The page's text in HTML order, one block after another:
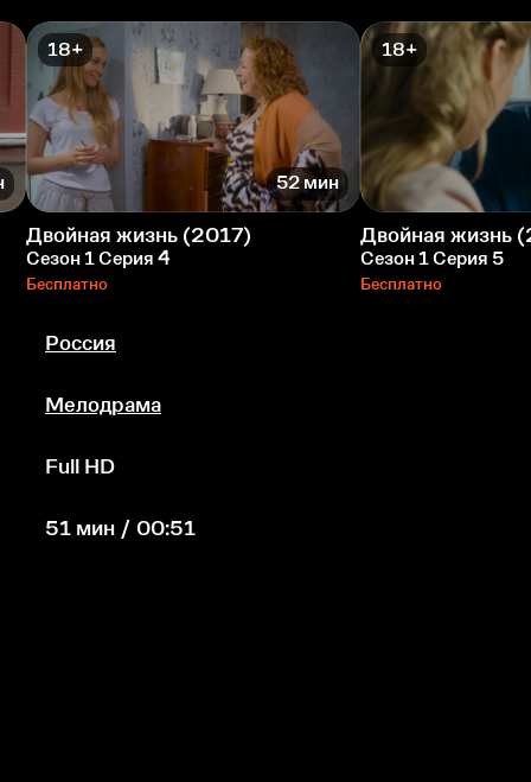
18+
52 мин
Двойная жизнь (2017)
Сезон 1 Серия 4
Бесплатно
18+
Двойная жизнь
Сезон 1 Серия 5
Бесплатно
Россия
Мелодрама
Full HD
51 мин / 00:51